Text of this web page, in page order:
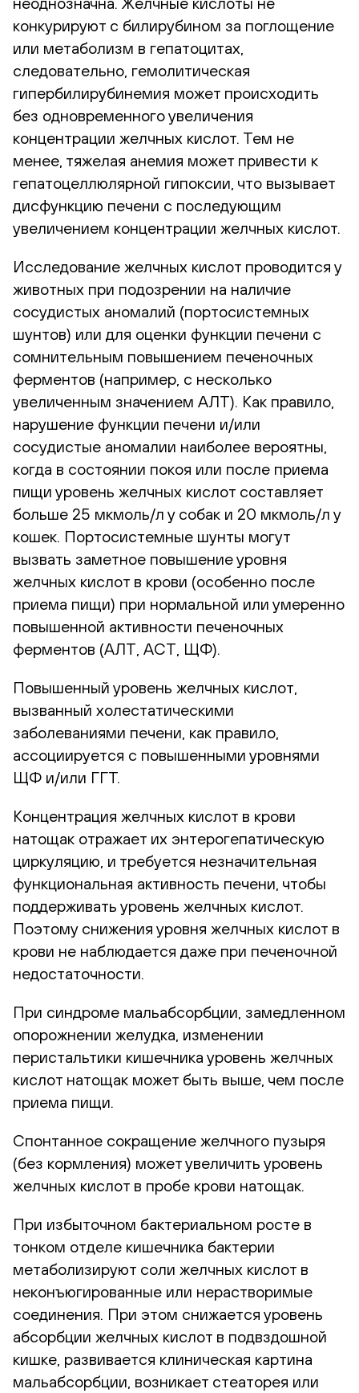
конкурируют с билирубином за поглощение
или метаболизм в гепатоцитах,
следовательно, гемолитическая
гипербилирубинемия может происходить
без одновременного увеличения
концентрации желчных кислот. Тем не
менее, тяжелая анемия может привести к
гепатоцеллюлярной гипоксии, что вызывает
дисфункцию печени с последующим
увеличением концентрации желчных кислот.
Исследование желчных кислот проводится у
животных при подозрении на наличие
сосудистых аномалий (портосистемных
шунтов) или для оценки функции печени с
сомнительным повышением печеночных
ферментов (например, с несколько
увеличенным значением АЛТ). Как правило,
нарушение функции печени и/или
сосудистые аномалии наиболее вероятны,
когда в состоянии покоя или после приема
пищи уровень желчных кислот составляет
больше 25 мкмоль/л у собак и 20 мкмоль/л у
кошек. Портосистемные шунты могут
вызвать заметное повышение уровня
желчных кислот в крови (особенно после
приема пищи) при нормальной или умеренно
повышенной активности печеночных
ферментов (АЛТ, АСТ, ЩФ).
Повышенный уровень желчных кислот,
вызванный холестатическими
заболеваниями печени, как правило,
ассоциируется с повышенными уровнями
ЩФ и/или ГГТ.
Концентрация желчных кислот в крови
натощак отражает их энтерогепатическую
циркуляцию, и требуется незначительная
функциональная активность печени, чтобы
поддерживать уровень желчных кислот.
Поэтому снижения уровня желчных кислот в
крови не наблюдается даже при печеночной
недостаточности.
При синдроме мальабсорбции, замедленном
опорожнении желудка, изменении
перистальтики кишечника уровень желчных
кислот натощак может быть выше, чем после
приема пищи.
Спонтанное сокращение желчного пузыря
(без кормления) может увеличить уровень
желчных кислот в пробе крови натощак.
При избыточном бактериальном росте в
тонком отделе кишечника бактерии
метаболизируют соли желчных кислот в
неконъюгированные или нерастворимые
соединения. При этом снижается уровень
абсорбции желчных кислот в подвздошной
кишке, развивается клиническая картина
мальабсорбции, возникает стеаторея или